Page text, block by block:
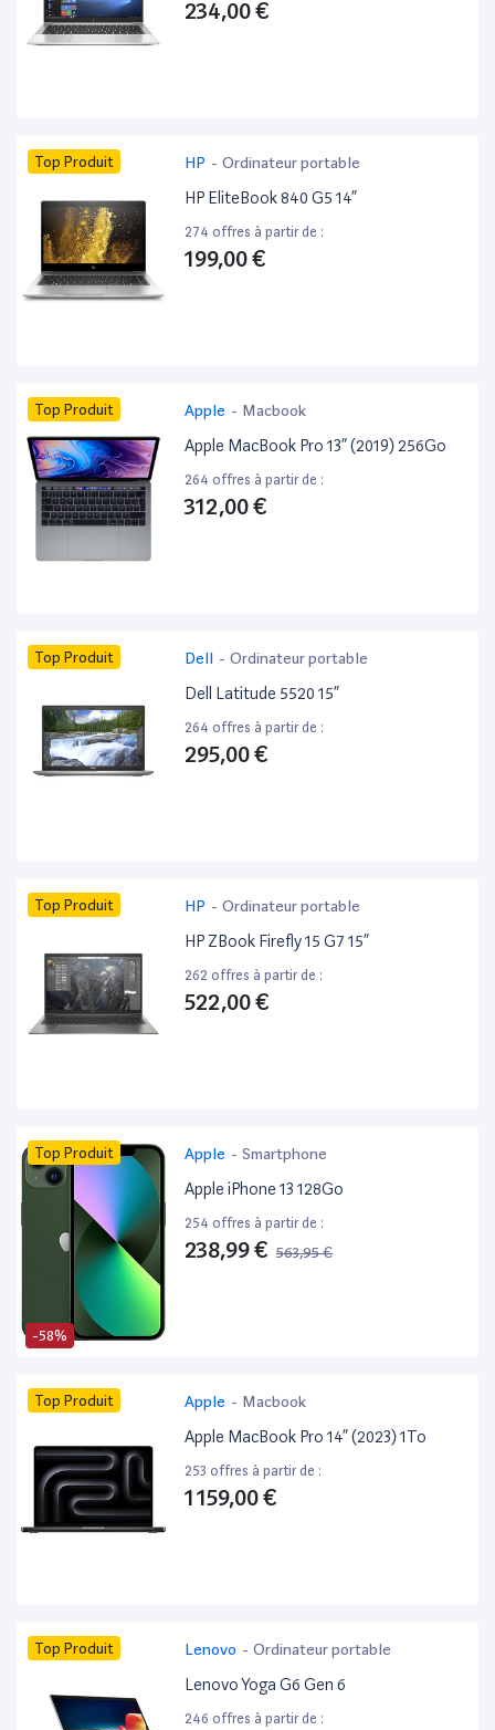
234,00 €
Top Produit HP - Ordinateur portable
HP EliteBook 840 G5 14”
274 offres à partir de :
199,00 €
Top Produit Apple - Macbook
Apple MacBook Pro 13” (2019) 256Go
264 offres à partir de :
312,00 €
Top Produit Dell - Ordinateur portable
Dell Latitude 5520 15”
264 offres à partir de :
295,00 €
Top Produit HP - Ordinateur portable
HP ZBook Firefly 15 G7 15”
262 offres à partir de :
522,00 €
-58%
Top Produit Apple - Smartphone
Apple iPhone 13 128Go
254 offres à partir de :
238,99 € 563,95 €
Top Produit Apple - Macbook
Apple MacBook Pro 14” (2023) 1To
253 offres à partir de :
1 159,00 €
Top Produit Lenovo - Ordinateur portable
Lenovo Yoga G6 Gen 6
246 offres à partir de :